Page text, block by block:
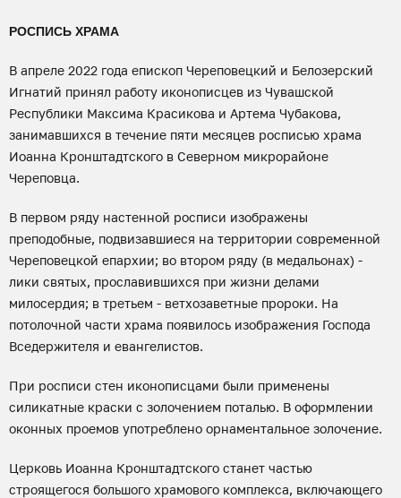
РОСПИСЬ ХРАМА
В апреле 2022 года епископ Череповецкий и Белозерский
Игнатий принял работу иконописцев из Чувашской
Республики Максима Красикова и Артема Чубакова,
занимавшихся в течение пяти месяцев росписью храма
Иоанна Кронштадтского в Северном микрорайоне
Череповца.
В первом ряду настенной росписи изображены
преподобные, подвизавшиеся на территории современной
Череповецкой епархии; во втором ряду (в медальонах) -
лики святых, прославившихся при жизни делами
милосердия; в третьем - ветхозаветные пророки. На
потолочной части храма появилось изображения Господа
Вседержителя и евангелистов.
При росписи стен иконописцами были применены
силикатные краски с золочением поталью. В оформлении
оконных проемов употреблено орнаментальное золочение.
Церковь Иоанна Кронштадтского станет частью
строящегося большого храмового комплекса, включающего